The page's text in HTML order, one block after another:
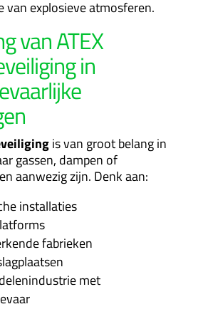
van explosieve atmosferen.
van ATEX
in
is van groot belang in
gassen, dampen of
aanwezig zijn. Denk aan:
installaties
fabrieken
met